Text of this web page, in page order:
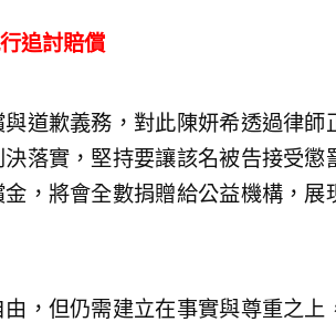
追討賠償
道歉義務，對此陳妍希透過律師
落實，堅持要讓該名被告接受懲
，將會全數捐贈給公益機構，展
，但仍需建立在事實與尊重之上